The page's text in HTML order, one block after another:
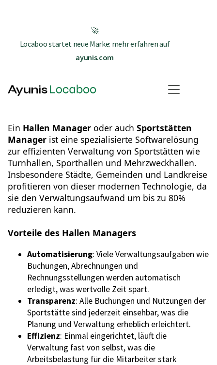
🚀
Locaboo startet neue Marke: mehr erfahren auf
ayunis.com
Hallen Manager
Ein Hallen Manager oder auch Sportstätten
Manager ist eine spezialisierte Softwarelösung
zur effizienten Verwaltung von Sportstätten wie
Turnhallen, Sporthallen und Mehrzweckhallen.
Insbesondere Städte, Gemeinden und Landkreise
profitieren von dieser modernen Technologie, da
sie den Verwaltungsaufwand um bis zu 80%
reduzieren kann.
Vorteile des Hallen Managers
Automatisierung: Viele Verwaltungsaufgaben wie
Buchungen, Abrechnungen und
Rechnungsstellungen werden automatisch
erledigt, was wertvolle Zeit spart.
Transparenz: Alle Buchungen und Nutzungen der
Sportstätte sind jederzeit einsehbar, was die
Planung und Verwaltung erheblich erleichtert.
Effizienz: Einmal eingerichtet, läuft die
Verwaltung fast von selbst, was die
Arbeitsbelastung für die Mitarbeiter stark